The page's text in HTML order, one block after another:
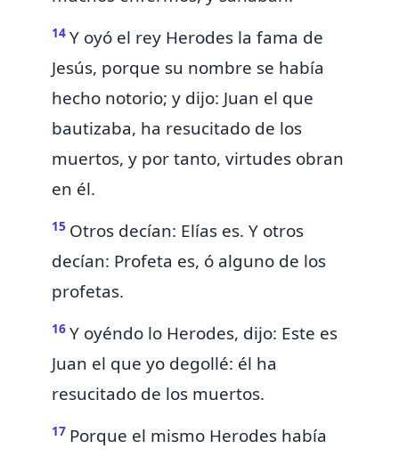
14 Y oyó el rey Herodes la fama de
Jesús, porque su nombre se había
hecho notorio; y dijo: Juan el que
bautizaba, ha resucitado de los
muertos, y por tanto, virtudes obran
en él.
15 Otros decían: Elías es. Y otros
decían: Profeta es, ó alguno de los
profetas.
16 Y oyéndo lo Herodes, dijo: Este es
Juan el que yo degollé: él ha
resucitado de los muertos.
17 Porque el mismo Herodes había